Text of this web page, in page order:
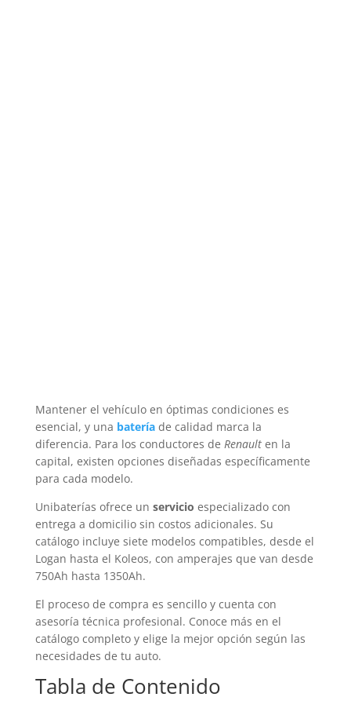
Mantener el vehículo en óptimas condiciones es
esencial, y una bateríade calidad marca la
diferencia. Para los conductores de Renaulten la
capital, existen opciones diseñadas específicamente
para cada modelo.
Unibaterías ofrece un servicio especializado con
entrega a domicilio sin costos adicionales. Su
catálogo incluye siete modelos compatibles, desde el
Logan hasta el Koleos, con amperajes que van desde
750Ah hasta 1350Ah.
El proceso de compra es sencillo y cuenta con
asesoría técnica profesional. Conoce más en el
catálogo completo y elige la mejor opción según las
necesidades de tu auto.
Tabla de Contenido